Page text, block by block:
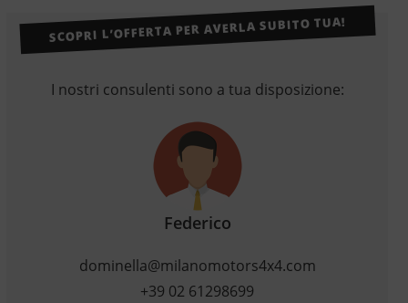
SCOPRI L’OFFERTA PER AVERLA SUBITO TUA!
I nostri consulenti sono a tua disposizione:
Federico
dominella@milanomotors4x4.com
+39 02 61298699